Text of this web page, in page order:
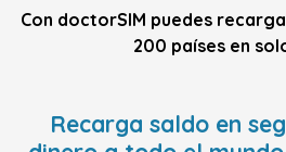
Con doctorSIM puedes
200 países en
Recarga saldo en